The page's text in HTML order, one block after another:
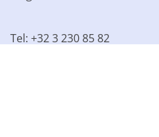
Tel: +32 3 230 85 82